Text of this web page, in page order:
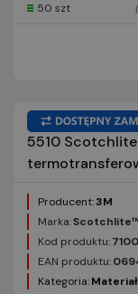
50 szt
5510
Producent:3M
Marka:
Kod produktu:
EAN produktu:
Kategoria: